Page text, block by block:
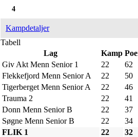
4
Kampdetaljer
Tabell
Lag
Kamp
Giv Akt Menn Senior 1
22
62
Flekkefjord Menn Senior A
22
50
Tigerberget Menn Senior A
22
46
Trauma 2
22
41
Donn Menn Senior B
22
37
Søgne Menn Senior B
22
34
FLIK 1
22
32